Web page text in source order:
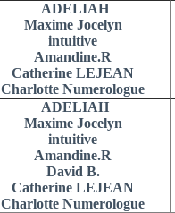
ADELIAH
Maxime Jocelyn
intuitive
Amandine.R
Catherine LEJEAN
Charlotte Numerologue
ADELIAH
Maxime Jocelyn
intuitive
Amandine.R
David B.
Catherine LEJEAN
Charlotte Numerologue